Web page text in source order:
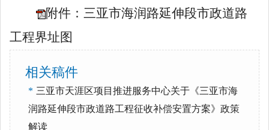
附件：三亚市海润路延伸段市政道路
工程界址图
相关稿件
* 三亚市天涯区项目推进服务中心关于《三亚市海
润路延伸段市政道路工程征收补偿安置方案》政策
解读